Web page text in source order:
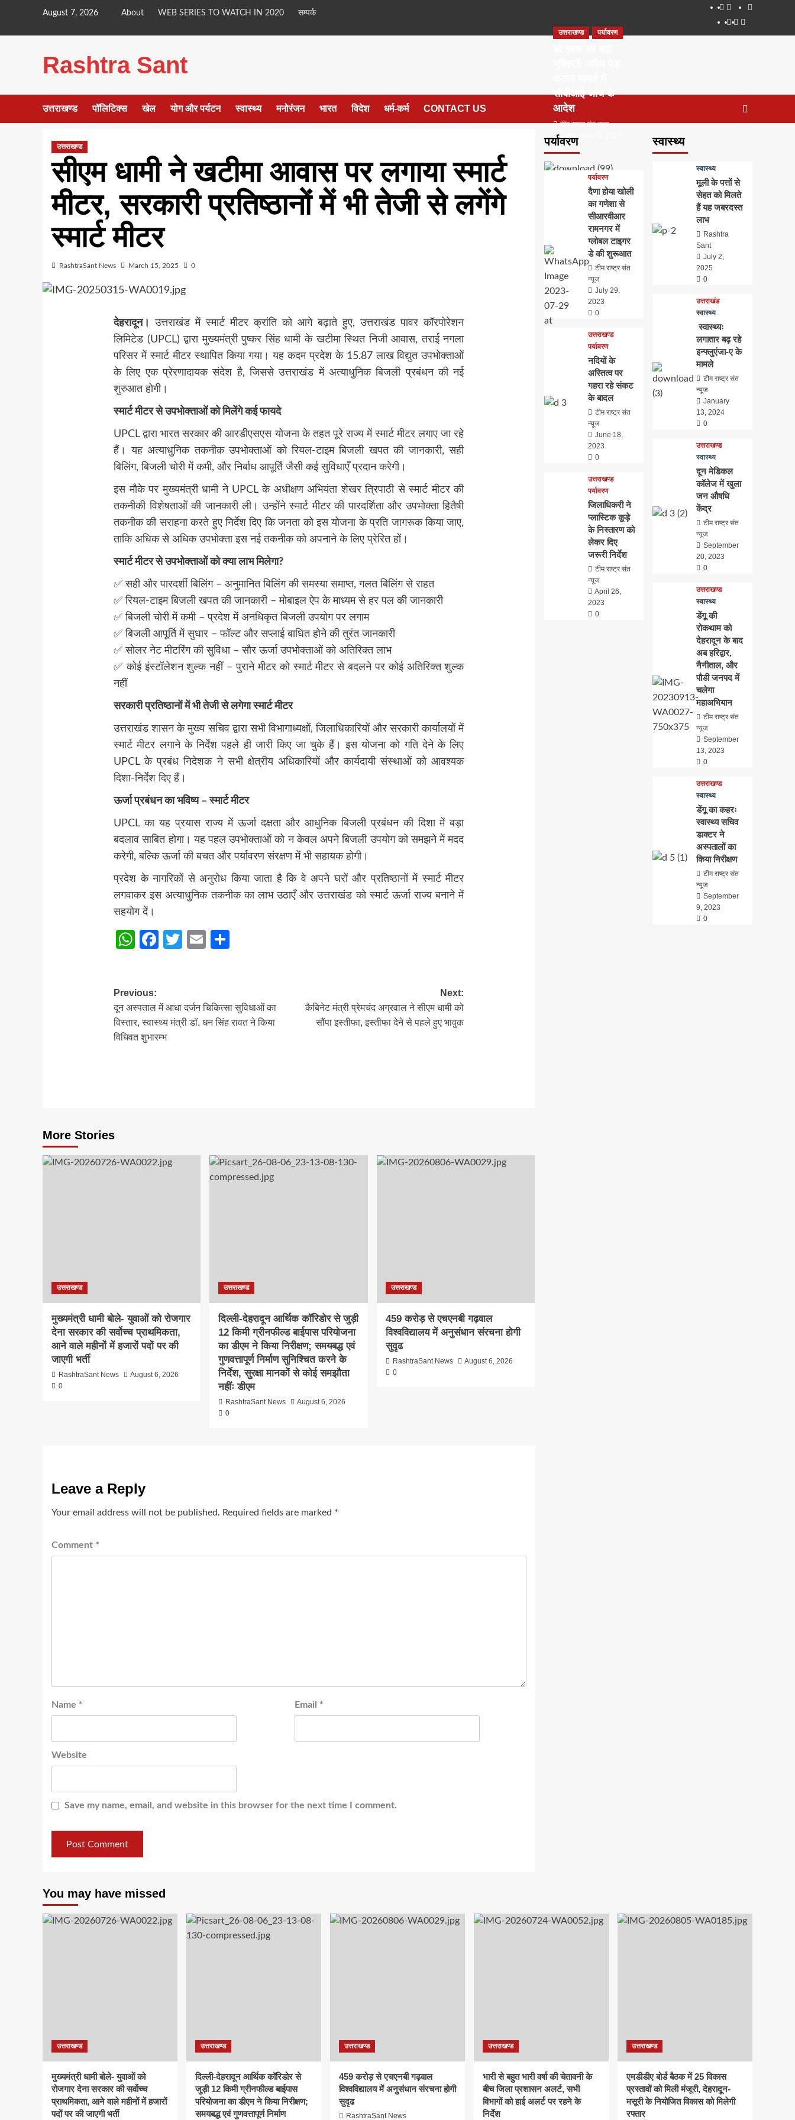
content
August 7, 2026 About WEB SERIES TO WATCH IN 2020 सम्पर्क
About
WEB
SERIES
Dehradun
Smart
Life
in
Places
to
सम्पर्क
Rashtra Sant
उत्तराखण्ड पॉलिटिक्स खेल योग और पर्यटन स्वास्थ्य मनोरंजन भारत विदेश धर्म-कर्म CONTACT US
उत्तराखण्ड
सीएम धामी ने खटीमा आवास पर लगाया स्मार्ट
मीटर, सरकारी प्रतिष्ठानों में भी तेजी से लगेंगे
स्मार्ट मीटर
RashtraSant News March 15, 2025 0
देहरादून।
उत्तराखंड में स्मार्ट मीटर क्रांति को आगे बढ़ाते हुए, उत्तराखंड पावर कॉरपोरेशन
लिमिटेड (UPCL) द्वारा मुख्यमंत्री पुष्कर सिंह धामी के खटीमा स्थित निजी आवास, तराई नगला
परिसर में स्मार्ट मीटर स्थापित किया गया। यह कदम प्रदेश के 15.87 लाख विद्युत उपभोक्ताओं
के लिए एक प्रेरणादायक संदेश है, जिससे उत्तराखंड में अत्याधुनिक बिजली प्रबंधन की नई
शुरुआत होगी।
स्मार्ट मीटर से उपभोक्ताओं को मिलेंगे कई फायदे
UPCL द्वारा भारत सरकार की आरडीएसएस योजना के तहत पूरे राज्य में स्मार्ट मीटर लगाए जा रहे
हैं। यह अत्याधुनिक तकनीक उपभोक्ताओं को रियल-टाइम बिजली खपत की जानकारी, सही
बिलिंग, बिजली चोरी में कमी, और निर्बाध आपूर्ति जैसी कई सुविधाएँ प्रदान करेगी।
इस मौके पर मुख्यमंत्री धामी ने UPCL के अधीक्षण अभियंता शेखर त्रिपाठी से स्मार्ट मीटर की
तकनीकी विशेषताओं की जानकारी ली। उन्होंने स्मार्ट मीटर की पारदर्शिता और उपभोक्ता हितैषी
तकनीक की सराहना करते हुए निर्देश दिए कि जनता को इस योजना के प्रति जागरूक किया जाए,
ताकि अधिक से अधिक उपभोक्ता इस नई तकनीक को अपनाने के लिए प्रेरित हों।
स्मार्ट मीटर से उपभोक्ताओं को क्या लाभ मिलेगा?
✅ सही और पारदर्शी बिलिंग – अनुमानित बिलिंग की समस्या समाप्त, गलत बिलिंग से राहत
✅ रियल-टाइम बिजली खपत की जानकारी – मोबाइल ऐप के माध्यम से हर पल की जानकारी
✅ बिजली चोरी में कमी – प्रदेश में अनधिकृत बिजली उपयोग पर लगाम
✅ बिजली आपूर्ति में सुधार – फॉल्ट और सप्लाई बाधित होने की तुरंत जानकारी
✅ सोलर नेट मीटरिंग की सुविधा – सौर ऊर्जा उपभोक्ताओं को अतिरिक्त लाभ
✅ कोई इंस्टॉलेशन शुल्क नहीं – पुराने मीटर को स्मार्ट मीटर से बदलने पर कोई अतिरिक्त शुल्क
नहीं
सरकारी प्रतिष्ठानों में भी तेजी से लगेगा स्मार्ट मीटर
उत्तराखंड शासन के मुख्य सचिव द्वारा सभी विभागाध्यक्षों, जिलाधिकारियों और सरकारी कार्यालयों में
स्मार्ट मीटर लगाने के निर्देश पहले ही जारी किए जा चुके हैं। इस योजना को गति देने के लिए
UPCL के प्रबंध निदेशक ने सभी क्षेत्रीय अधिकारियों और कार्यदायी संस्थाओं को आवश्यक
दिशा-निर्देश दिए हैं।
ऊर्जा प्रबंधन का भविष्य – स्मार्ट मीटर
UPCL का यह प्रयास राज्य में ऊर्जा दक्षता और आधुनिक बिजली प्रबंधन की दिशा में बड़ा
बदलाव साबित होगा। यह पहल उपभोक्ताओं को न केवल अपने बिजली उपयोग को समझने में मदद
करेगी, बल्कि ऊर्जा की बचत और पर्यावरण संरक्षण में भी सहायक होगी।
प्रदेश के नागरिकों से अनुरोध किया जाता है कि वे अपने घरों और प्रतिष्ठानों में स्मार्ट मीटर
लगवाकर इस अत्याधुनिक तकनीक का लाभ उठाएँ और उत्तराखंड को स्मार्ट ऊर्जा राज्य बनाने में
सहयोग दें।
WhatsApp
Facebook
Twitter
Email
Post
navigation
Previous:
दून अस्पताल में आधा दर्जन चिकित्सा सुविधाओं का
विस्तार, स्वास्थ्य मंत्री डॉ. धन सिंह रावत ने किया
विधिवत शुभारम्भ
Next:
कैबिनेट मंत्री प्रेमचंद अग्रवाल ने सीएम धामी को
सौंपा इस्तीफा, इस्तीफा देने से पहले हुए भावुक
More Stories
उत्तराखण्ड
मुख्यमंत्री धामी बोले- युवाओं को रोजगार
देना सरकार की सर्वोच्च प्राथमिकता,
आने वाले महीनों में हजारों पदों पर की
जाएगी भर्ती
RashtraSant News
August 6, 2026
0
उत्तराखण्ड
दिल्ली-देहरादून आर्थिक कॉरिडोर से जुड़ी
12 किमी ग्रीनफील्ड बाईपास परियोजना
का डीएम ने किया निरीक्षण; समयबद्ध एवं
गुणवत्तापूर्ण निर्माण सुनिश्चित करने के
निर्देश, सुरक्षा मानकों से कोई समझौता
नहींः डीएम
RashtraSant News
August 6, 2026
0
उत्तराखण्ड
459 करोड़ से एचएनबी गढ़वाल
विश्वविद्यालय में अनुसंधान संरचना होगी
सुदृढ
RashtraSant News
August 6, 2026
0
Leave a Reply
Your email address will not be published. Required fields are marked *
Comment *
Name * Email *
Website
Save my name, email, and website in this browser for the next time I comment.
पर्यावरण
उत्तराखण्ड पर्यावरण
सीबीआई जांच के
आदेश
टीम राष्ट्र संत न्यूज
September 6, 2023
0
पर्यावरण
दैणा होया खोली
का गणेशा से
सीआरवीआर
रामनगर में
ग्लोबल टाइगर
डे की शुरूआत
टीम राष्ट्र संत
न्यूज
July 29,
2023
0
उत्तराखण्ड
पर्यावरण
नदियों के
अस्तित्व पर
गहरा रहे संकट
के बादल
टीम राष्ट्र संत
न्यूज
June 18,
2023
0
उत्तराखण्ड
पर्यावरण
जिलाधिकरी ने
प्लास्टिक कूड़े
के निस्तारण को
लेकर दिए
जरूरी निर्देश
टीम राष्ट्र संत
न्यूज
April 26,
2023
0
स्वास्थ्य
स्वास्थ्य
मूली के पत्तों से
सेहत को मिलते
हैं यह जबरदस्त
लाभ
Rashtra
Sant
July 2,
2025
0
उत्तराखंड
स्वास्थ्य
स्वास्थ्यः
लगातार बढ़ रहे
इन्फ्लुएंजा-ए के
मामले
टीम राष्ट्र संत
न्यूज
January
13, 2024
0
उत्तराखण्ड
स्वास्थ्य
दून मेडिकल
कॉलेज में खुला
जन औषधि
केंद्र
टीम राष्ट्र संत
न्यूज
September
20, 2023
0
उत्तराखण्ड
स्वास्थ्य
डेंगू की
रोकथाम को
देहरादून के बाद
अब हरिद्वार,
नैनीताल, और
पौडी जनपद में
चलेगा
महाअभियान
टीम राष्ट्र संत
न्यूज
September
13, 2023
0
उत्तराखण्ड
स्वास्थ्य
डेंगू का कहरः
स्वास्थ्य सचिव
डाक्टर ने
अस्पतालों का
किया निरीक्षण
टीम राष्ट्र संत
न्यूज
September
9, 2023
0
You may have missed
उत्तराखण्ड
मुख्यमंत्री धामी बोले- युवाओं को
रोजगार देना सरकार की सर्वोच्च
प्राथमिकता, आने वाले महीनों में हजारों
पदों पर की जाएगी भर्ती
उत्तराखण्ड
दिल्ली-देहरादून आर्थिक कॉरिडोर से
जुड़ी 12 किमी ग्रीनफील्ड बाईपास
परियोजना का डीएम ने किया निरीक्षण;
समयबद्ध एवं गुणवत्तापूर्ण निर्माण
उत्तराखण्ड
459 करोड़ से एचएनबी गढ़वाल
विश्वविद्यालय में अनुसंधान संरचना होगी
सुदृढ
RashtraSant News
उत्तराखण्ड
भारी से बहुत भारी वर्षा की चेतावनी के
बीच जिला प्रशासन अलर्ट, सभी
विभागों को हाई अलर्ट पर रहने के
निर्देश
उत्तराखण्ड
एमडीडीए बोर्ड बैठक में 25 विकास
प्रस्तावों को मिली मंजूरी, देहरादून-
मसूरी के नियोजित विकास को मिलेगी
रफ्तार